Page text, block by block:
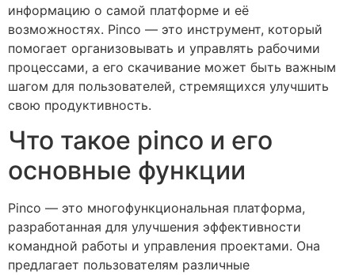
информацию о самой платформе и её
возможностях. Pinco — это инструмент, который
помогает организовывать и управлять рабочими
процессами, а его скачивание может быть важным
шагом для пользователей, стремящихся улучшить
свою продуктивность.
Что такое pinco и его
основные функции
Pinco — это многофункциональная платформа,
разработанная для улучшения эффективности
командной работы и управления проектами. Она
предлагает пользователям различные